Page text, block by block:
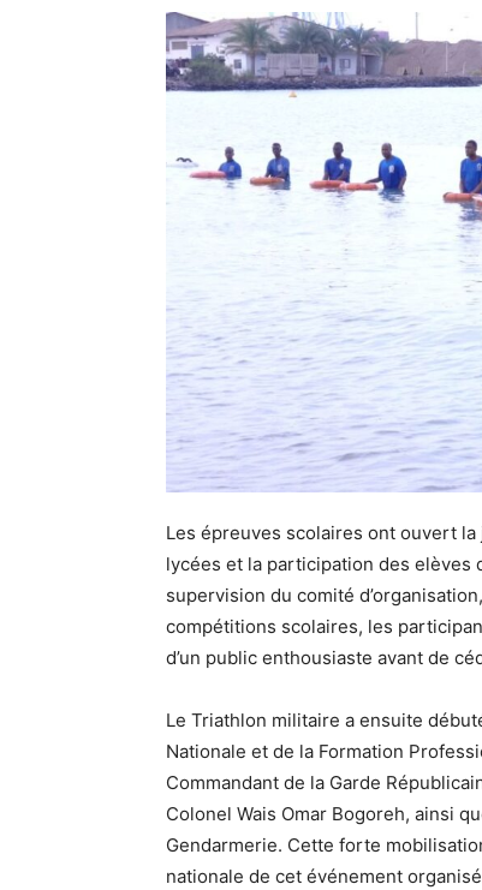
Les épreuves scolaires ont ouvert
lycées et la participation des elèves
supervision du comité
compétitions scolaires, les
d’un public enthousiaste avant de
Le Triathlon militaire a ensuite
Nationale et de la Formation
Commandant de la Garde
Colonel Wais Omar Bogoreh, ainsi
Gendarmerie. Cette forte
nationale de cet événement